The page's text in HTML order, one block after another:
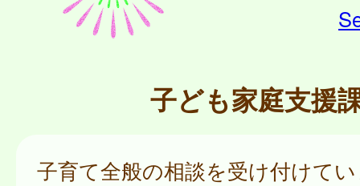
子ども家庭支援
子育て全般の相談を受け付けて